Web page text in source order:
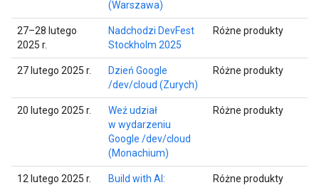
(Warszawa)
27–28 lutego
2025 r.
Nadchodzi DevFest
Stockholm 2025
Różne produkty
27 lutego 2025 r.
Dzień Google
/dev/cloud (Zurych)
Różne produkty
20 lutego 2025 r.
Weź udział
w wydarzeniu
Google /dev/cloud
(Monachium)
Różne produkty
12 lutego 2025 r.
Build with AI:
Różne produkty